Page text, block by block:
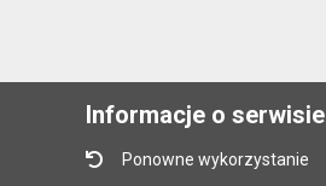
Informacje o serwisie
Ponowne wykorzystanie